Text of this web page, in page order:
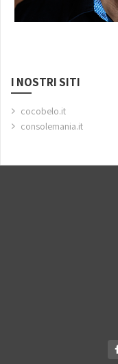
I NOSTRI SITI
cocobelo.it
consolemania.it